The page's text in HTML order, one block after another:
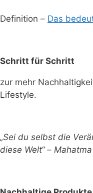
Definition – Das
Schritt für Schritt
zur mehr
Lifestyle.
„Sei du selbst die
diese Welt“ –